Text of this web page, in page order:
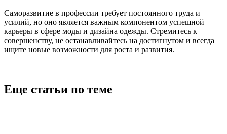
Саморазвитие в профессии требует постоянного труда и
усилий, но оно является важным компонентом успешной
карьеры в сфере моды и дизайна одежды. Стремитесь к
совершенству, не останавливайтесь на достигнутом и всегда
ищите новые возможности для роста и развития.
Еще статьи по теме